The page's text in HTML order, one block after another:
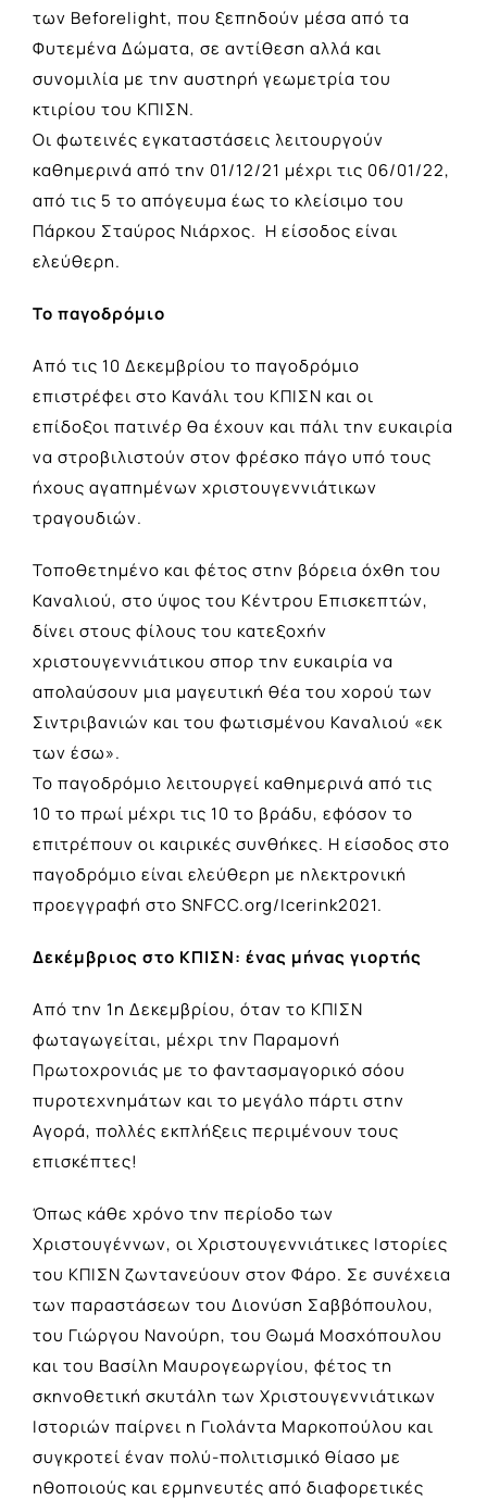
των Beforelight, που ξεπηδούν μέσα από τα
Φυτεμένα Δώματα, σε αντίθεση αλλά και
συνομιλία με την αυστηρή γεωμετρία του
κτιρίου του ΚΠΙΣΝ.
Οι φωτεινές εγκαταστάσεις λειτουργούν
καθημερινά από την 01/12/21 μέχρι τις 06/01/22,
από τις 5 το απόγευμα έως το κλείσιμο του
Πάρκου Σταύρος Νιάρχος. Η είσοδος είναι
ελεύθερη.
Το παγοδρόμιο
Από τις 10 Δεκεμβρίου το παγοδρόμιο
επιστρέφει στο Κανάλι του ΚΠΙΣΝ και οι
επίδοξοι πατινέρ θα έχουν και πάλι την ευκαιρία
να στροβιλιστούν στον φρέσκο πάγο υπό τους
ήχους αγαπημένων χριστουγεννιάτικων
τραγουδιών.
Τοποθετημένο και φέτος στην βόρεια όχθη του
Καναλιού, στο ύψος του Κέντρου Επισκεπτών,
δίνει στους φίλους του κατεξοχήν
χριστουγεννιάτικου σπορ την ευκαιρία να
απολαύσουν μια μαγευτική θέα του χορού των
Σιντριβανιών και του φωτισμένου Καναλιού «εκ
των έσω».
Το παγοδρόμιο λειτουργεί καθημερινά από τις
10 το πρωί μέχρι τις 10 το βράδυ, εφόσον το
επιτρέπουν οι καιρικές συνθήκες. Η είσοδος στο
παγοδρόμιο είναι ελεύθερη με ηλεκτρονική
προεγγραφή στο SNFCC.org/Icerink2021.
Δεκέμβριος στο ΚΠΙΣΝ: ένας μήνας γιορτής
Από την 1η Δεκεμβρίου, όταν το ΚΠΙΣΝ
φωταγωγείται, μέχρι την Παραμονή
Πρωτοχρονιάς με το φαντασμαγορικό σόου
πυροτεχνημάτων και το μεγάλο πάρτι στην
Αγορά, πολλές εκπλήξεις περιμένουν τους
επισκέπτες!
Όπως κάθε χρόνο την περίοδο των
Χριστουγέννων, οι Χριστουγεννιάτικες Ιστορίες
του ΚΠΙΣΝ ζωντανεύουν στον Φάρο. Σε συνέχεια
των παραστάσεων του Διονύση Σαββόπουλου,
του Γιώργου Νανούρη, του Θωμά Μοσχόπουλου
και του Βασίλη Μαυρογεωργίου, φέτος τη
σκηνοθετική σκυτάλη των Χριστουγεννιάτικων
Ιστοριών παίρνει η Γιολάντα Μαρκοπούλου και
συγκροτεί έναν πολύ-πολιτισμικό θίασο με
ηθοποιούς και ερμηνευτές από διαφορετικές